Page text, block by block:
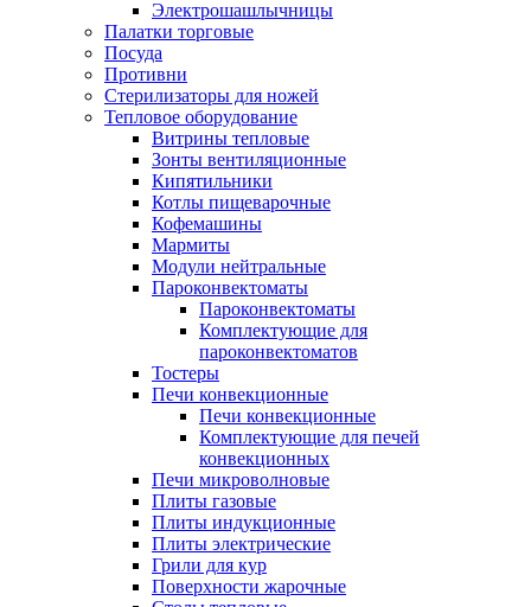
Электрошашлычницы
Палатки торговые
Посуда
Противни
Стерилизаторы для ножей
Тепловое оборудование
Витрины тепловые
Зонты вентиляционные
Кипятильники
Котлы пищеварочные
Кофемашины
Мармиты
Модули нейтральные
Пароконвектоматы
Пароконвектоматы
Комплектующие для
пароконвектоматов
Тостеры
Печи конвекционные
Печи конвекционные
Комплектующие для печей
конвекционных
Печи микроволновые
Плиты газовые
Плиты индукционные
Плиты электрические
Грили для кур
Поверхности жарочные